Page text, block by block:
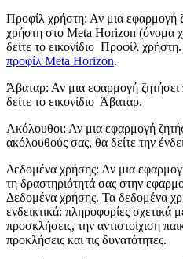
Προφίλ χρήστη: Αν μια εφαρμογή
χρήστη στο Meta Horizon (όνομα
δείτε το εικονίδιο Προφίλ χρήστη
προφίλ Meta Horizon.
Άβαταρ: Αν μια εφαρμογή
δείτε το εικονίδιο Άβαταρ.
Ακόλουθοι: Αν μια εφαρμογή
ακόλουθούς σας, θα δείτε την
Δεδομένα χρήσης: Αν μια
τη δραστηριότητά σας στην
Δεδομένα χρήσης. Τα δεδομένα
ενδεικτικά: πληροφορίες σχετικά
προσκλήσεις, την αντιστοίχιση
προκλήσεις και τις δυνατότητες.